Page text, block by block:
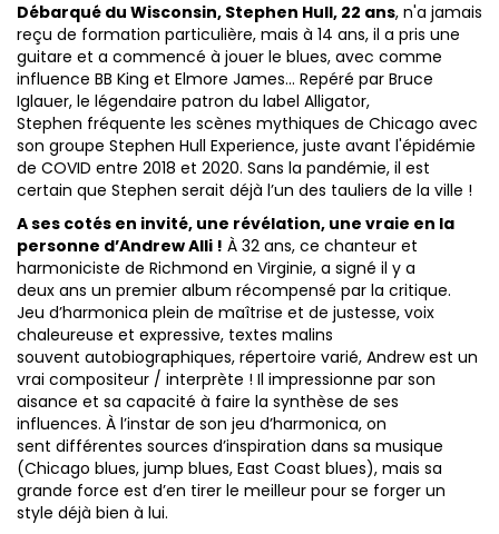
Débarqué du Wisconsin, Stephen Hull, 22 ans, n'a jamais
reçu de formation particulière, mais à 14 ans, il a pris une
guitare et a commencé à jouer le blues, avec comme
influence BB King et Elmore James... Repéré par Bruce
Iglauer, le légendaire patron du label Alligator,
Stephen fréquente les scènes mythiques de Chicago avec
son groupe Stephen Hull Experience, juste avant l'épidémie
de COVID entre 2018 et 2020. Sans la pandémie, il est
certain que Stephen serait déjà l’un des tauliers de la ville !
A ses cotés en invité, une révélation, une vraie en la
personne d’Andrew Alli ! À 32 ans, ce chanteur et
harmoniciste de Richmond en Virginie, a signé il y a
deux ans un premier album récompensé par la critique.
Jeu d’harmonica plein de maîtrise et de justesse, voix
chaleureuse et expressive, textes malins
souvent autobiographiques, répertoire varié, Andrew est un
vrai compositeur / interprète ! Il impressionne par son
aisance et sa capacité à faire la synthèse de ses
influences. À l’instar de son jeu d’harmonica, on
sent différentes sources d’inspiration dans sa musique
(Chicago blues, jump blues, East Coast blues), mais sa
grande force est d’en tirer le meilleur pour se forger un
style déjà bien à lui.